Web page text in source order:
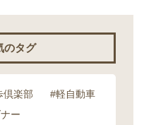
のタグ
倶楽部
#軽自動車
ー